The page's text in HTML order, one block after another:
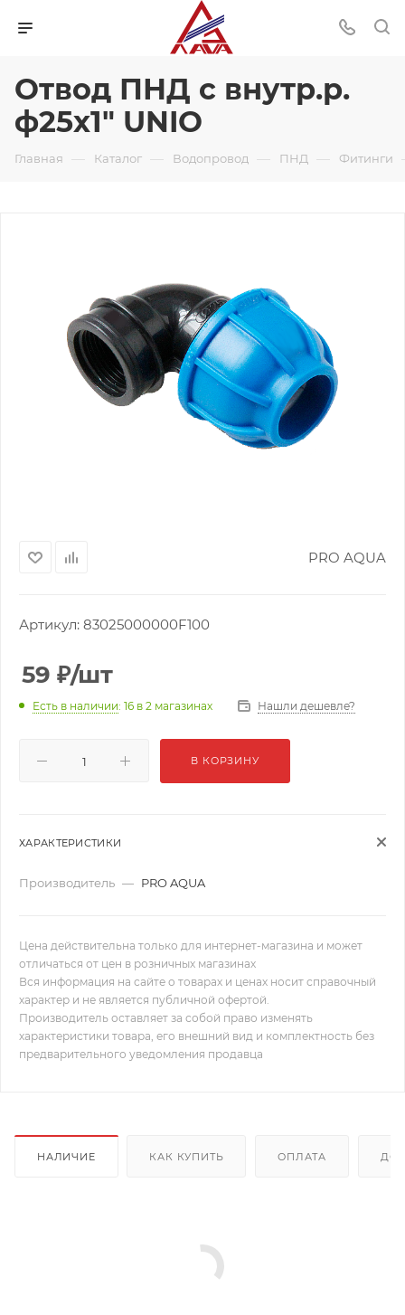
Отвод ПНД с внутр.р.
ф25х1" UNIO
Главная — Каталог — Водопровод — ПНД — Фитинги
PRO AQUA
Артикул: 83025000000F100
59 ₽/шт
Есть в наличии: 16 в 2 магазинах Нашли дешевле?
В КОРЗИНУ
ХАРАКТЕРИСТИКИ
Производитель — PRO AQUA
Цена действительна только для интернет-магазина и может
отличаться от цен в розничных магазинах
Вся информация на сайте о товарах и ценах носит справочный
характер и не является публичной офертой.
Производитель оставляет за собой право изменять
характеристики товара, его внешний вид и комплектность без
предварительного уведомления продавца
НАЛИЧИЕ КАК КУПИТЬ ОПЛАТА